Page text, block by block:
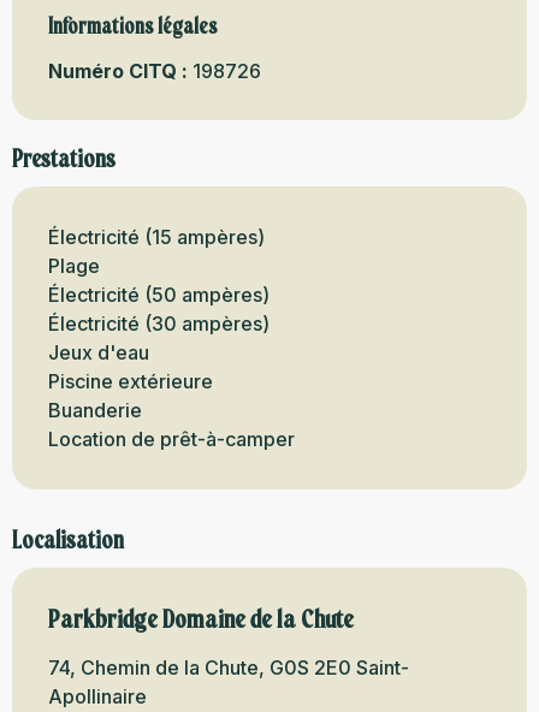
Informations légales
Informations légales
Numéro CITQ : 198726
Prestations
Électricité (15 ampères)
Plage
Électricité (50 ampères)
Électricité (30 ampères)
Jeux d'eau
Piscine extérieure
Buanderie
Location de prêt-à-camper
Localisation
Parkbridge Domaine de la Chute
74, Chemin de la Chute, G0S 2E0 Saint-
Apollinaire